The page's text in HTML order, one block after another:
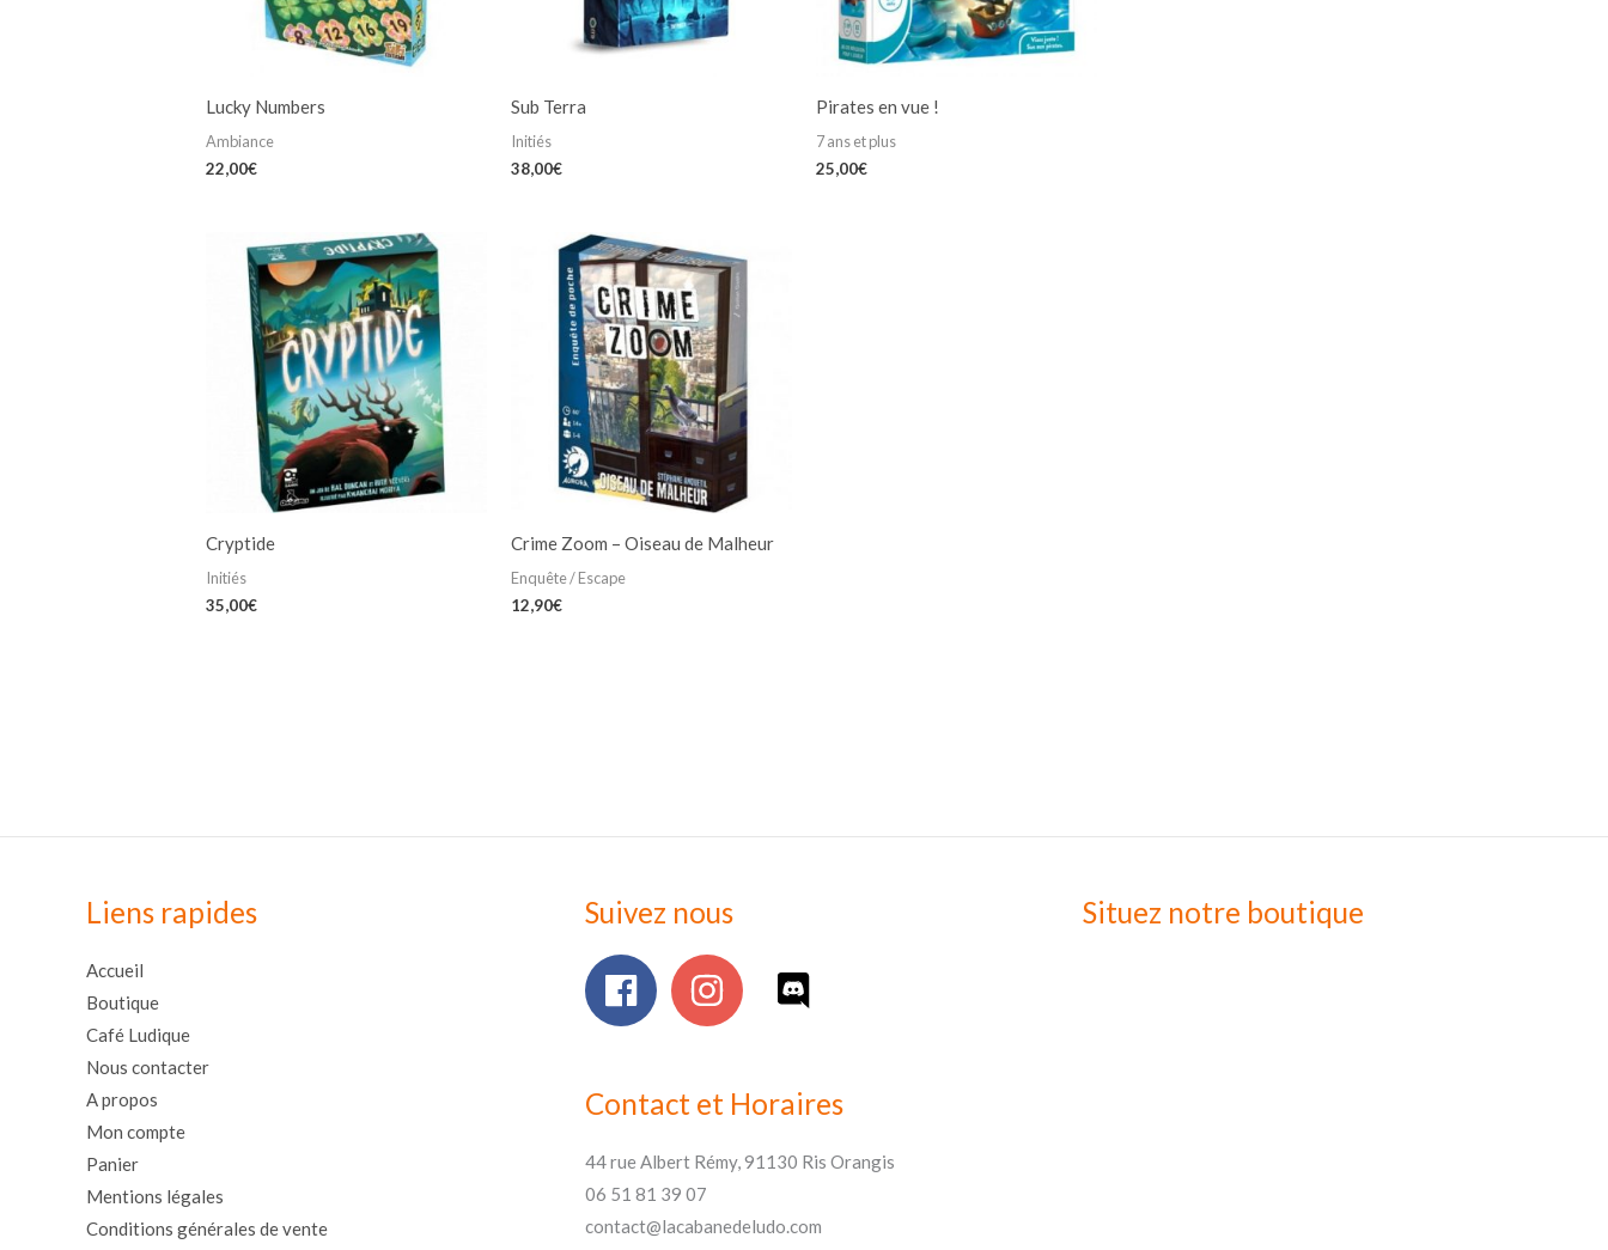
Lucky Numbers
Ambiance
22,00€
Sub Terra
Initiés
38,00€
Pirates en vue !
7 ans et plus
25,00€
Cryptide
Initiés
35,00€
Crime Zoom – Oiseau de Malheur
Enquête / Escape
12,90€
Liens rapides
Accueil
Boutique
Café Ludique
Nous contacter
A propos
Mon compte
Panier
Mentions légales
Conditions générales de vente
Suivez nous
Contact et Horaires
44 rue Albert Rémy, 91130 Ris Orangis
06 51 81 39 07
contact@lacabanedeludo.com
Situez notre boutique